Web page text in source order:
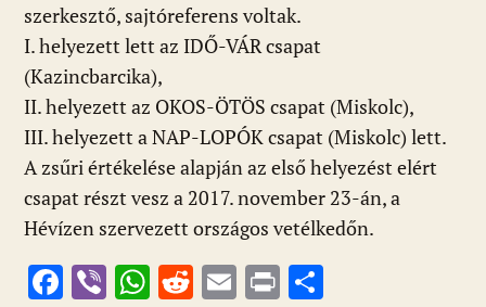
szerkesztő, sajtóreferens voltak.
I. helyezett lett az IDŐ-VÁR csapat
(Kazincbarcika),
II. helyezett az OKOS-ÖTÖS csapat (Miskolc),
III. helyezett a NAP-LOPÓK csapat (Miskolc) lett.
A zsűri értékelése alapján az első helyezést elért
csapat részt vesz a 2017. november 23-án, a
Hévízen szervezett országos vetélkedőn.
F Vi W R E Pr